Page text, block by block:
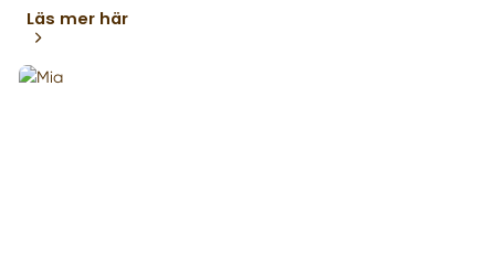
Läs mer här